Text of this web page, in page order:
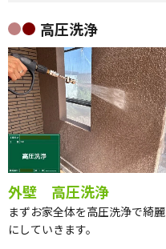
高圧洗浄
外壁 高圧洗浄
まずお家全体を高圧洗浄で綺麗
にしていきます。